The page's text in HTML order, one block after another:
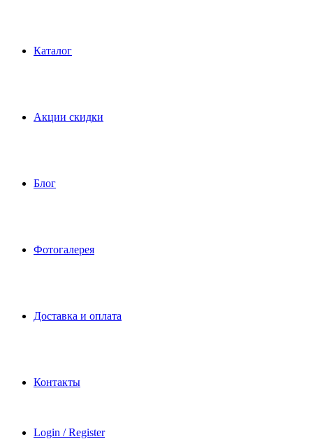
Каталог
Акции скидки
Блог
Фотогалерея
Доставка и оплата
Контакты
Login / Register